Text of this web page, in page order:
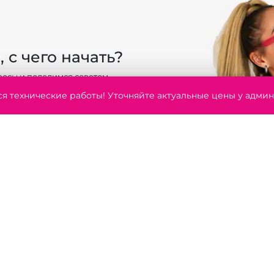
чего начать?
и поделимся советом.
технические работы! Уточняйте актуальные цены у